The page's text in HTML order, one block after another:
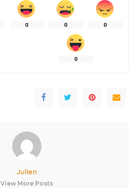
0 0 0
0
Julien
View More Posts